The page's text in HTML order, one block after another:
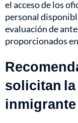
el acceso de los
personal
evaluación de
proporcionados
solicitan la
inmigrante